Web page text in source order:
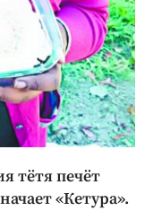
тётя печёт
«Кетура».